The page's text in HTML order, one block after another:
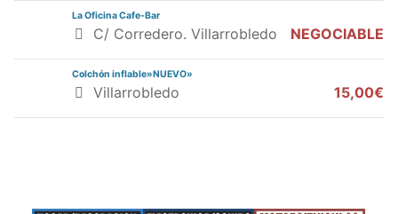
La Oficina Cafe-Bar
C/ Corredero. Villarrobledo NEGOCIABLE
Colchón inflable»NUEVO»
Villarrobledo 15,00€